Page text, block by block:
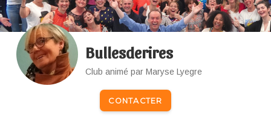
Bullesderires
Club animé par Maryse Lyegre
CONTACTER